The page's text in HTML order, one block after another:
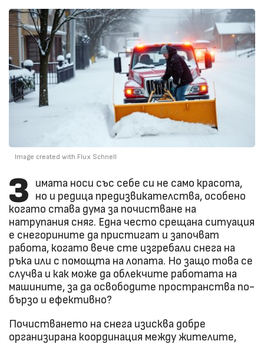
Image created with Flux Schnell
З
имата носи със себе си не само красота,
но и редица предизвикателства, особено
когато става дума за почистване на
натрупания сняг. Една често срещана ситуация
е снегорините да пристигат и започват
работа, когато вече сте изгребали снега на
ръка или с помощта на лопата. Но защо това се
случва и как може да облекчите работата на
машините, за да освободите пространства по-
бързо и ефективно?
Почистването на снега изисква добре
организирана координация между жителите,